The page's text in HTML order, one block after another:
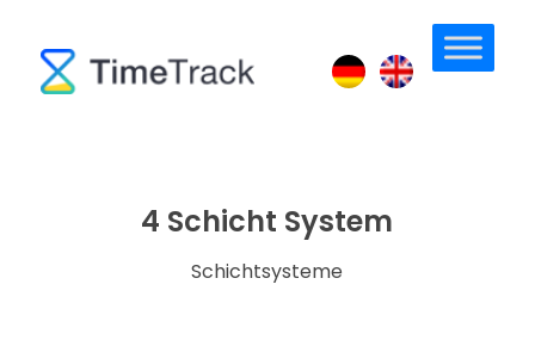
4 Schicht System
Schichtsysteme